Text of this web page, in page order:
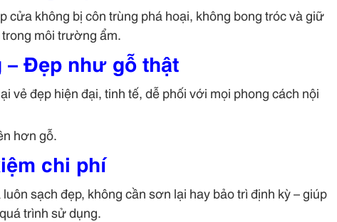
cửa không bị côn trùng phá hoại, không bong tróc và giữ
môi trường ẩm.
– Đẹp như gỗ thật
vẻ đẹp hiện đại, tinh tế, dễ phối với mọi phong cách nội
hơn gỗ.
chi phí
sạch đẹp, không cần sơn lại hay bảo trì định kỳ – giúp
trình sử dụng.